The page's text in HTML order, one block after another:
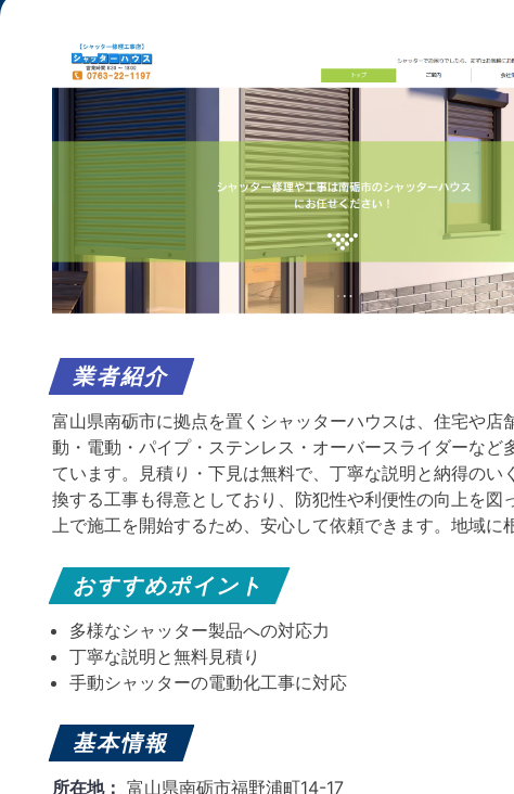
業者紹介
富山県南砺市に拠点を置くシャッターハウスは、住宅や
動・電動・パイプ・ステンレス・オーバースライダーな
ています。見積り・下見は無料で、丁寧な説明と納得の
換する工事も得意としており、防犯性や利便性の向上を
上で施工を開始するため、安心して依頼できます。地域に
おすすめポイント
多様なシャッター製品への対応力
丁寧な説明と無料見積り
手動シャッターの電動化工事に対応
基本情報
所在地： 富山県南砺市福野浦町14-17